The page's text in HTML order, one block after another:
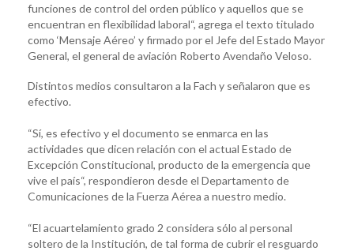
funciones de control del orden público y aquellos que se
encuentran en flexibilidad laboral“, agrega el texto titulado
como ‘Mensaje Aéreo’ y firmado por el Jefe del Estado Mayor
General, el general de aviación Roberto Avendaño Veloso.
Distintos medios consultaron a la Fach y señalaron que es
efectivo.
“Sí, es efectivo y el documento se enmarca en las
actividades que dicen relación con el actual Estado de
Excepción Constitucional, producto de la emergencia que
vive el país“, respondieron desde el Departamento de
Comunicaciones de la Fuerza Aérea a nuestro medio.
“El acuartelamiento grado 2 considera sólo al personal
soltero de la Institución, de tal forma de cubrir el resguardo